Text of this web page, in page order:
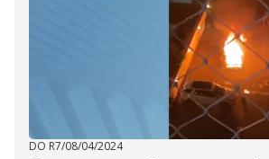
DO R7/08/04/2024